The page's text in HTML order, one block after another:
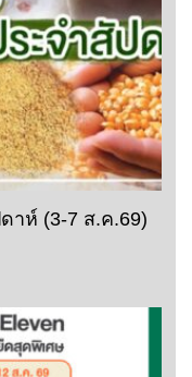
าห์ (3-7 ส.ค.69)